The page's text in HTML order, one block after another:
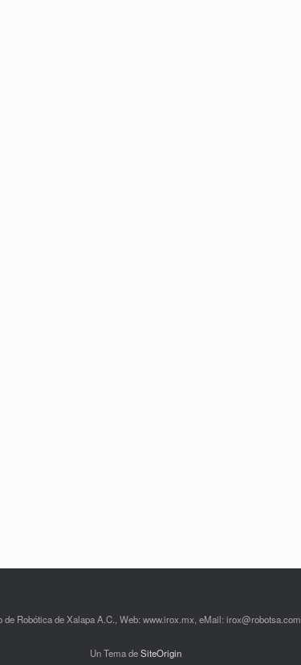
de Robótica de Xalapa A.C., Web: www.irox.mx, eMail: irox@robotsa.com
Un Tema deSiteOrigin